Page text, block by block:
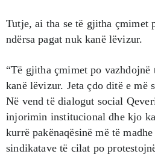
Tutje, ai tha se të gjitha çmimet
ndërsa pagat nuk kanë lëvizur.
“Të gjitha çmimet po vazhdojnë
kanë lëvizur. Jeta çdo ditë e më
Në vend të dialogut social
injorimin institucional dhe kjo
kurrë pakënaqësinë më të
sindikatave të cilat po